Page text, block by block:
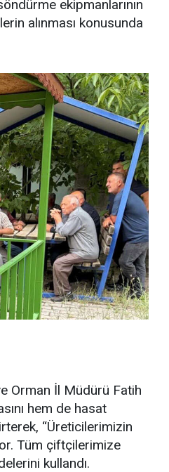
ekipmanlarının
alınması konusunda
Orman İl Müdürü Fatih
hem de hasat
“Üreticilerimizin
Tüm çiftçilerimize
kullandı.